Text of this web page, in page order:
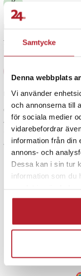
Samtycke
Denna webbplats
Vi använder
och annonserna till
för sociala medier
vidarebefordrar
information från din
annons- och
Dessa kan i sin tur
information som du
Olympus Pen E-PM2
Olympus Stylus 1
Artikelnummer:74882
K
7 år sedan
Perfekt för min Olympus-
Översatt från norska •
1 månad sedan
Visa fler recensioner